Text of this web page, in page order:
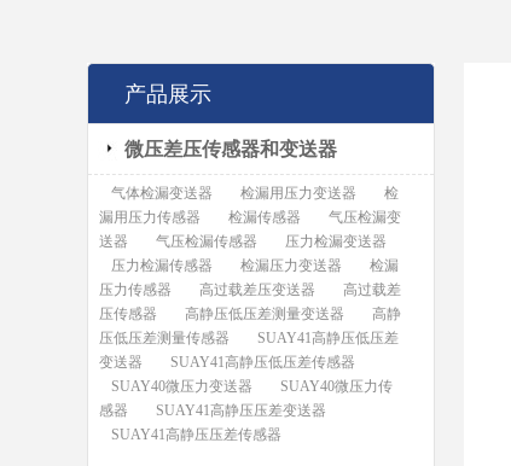
产品展示
微压差压传感器和变送器
气体检漏变送器 检漏用压力变送器
检
漏用压力传感器
检漏传感器
气压检漏变
送器
气压检漏传感器
压力检漏变送器
压力检漏传感器
检漏压力变送器
检漏
压力传感器
高过载差压变送器
高过载差
压传感器
高静压低压差测量变送器
高静
压低压差测量传感器
SUAY41高静压低压差
变送器
SUAY41高静压低压差传感器
SUAY40微压力变送器
SUAY40微压力传
感器
SUAY41高静压压差变送器
SUAY41高静压压差传感器